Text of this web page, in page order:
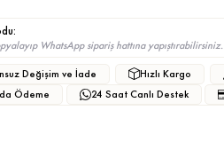
WhatsApp sipariş hattına yapıştırabilirsiniz.
Değişim ve İade Hızlı Kargo
Ödeme
24 Saat Canlı Destek